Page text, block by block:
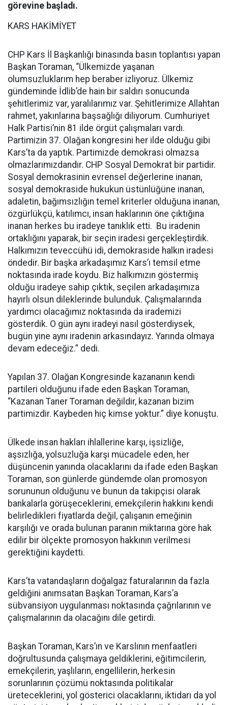
görevine başladı.
KARS HAKİMİYET
CHP Kars İl Başkanlığı binasında basın toplantısı yapan
Başkan Toraman, “Ülkemizde yaşanan
olumsuzluklarım hep beraber izliyoruz. Ülkemiz
gündeminde İdlib’de hain bir saldırı sonucunda
şehitlerimiz var, yaralılarımız var. Şehitlerimize Allahtan
rahmet, yakınlarına başsağlığı diliyorum. Cumhuriyet
Halk Partisi’nin 81 ilde örgüt çalışmaları vardı.
Partimizin 37. Olağan kongresini her ilde olduğu gibi
Kars’ta da yaptık. Partimizde demokrasi olmazsa
olmazlarımızdandır. CHP Sosyal Demokrat bir partidir.
Sosyal demokrasinin evrensel değerlerine inanan,
sosyal demokraside hukukun üstünlüğüne inanan,
adaletin, bağımsızlığın temel kriterler olduğuna inanan,
özgürlükçü, katılımcı, insan haklarının öne çıktığına
inanan herkes bu iradeye tanıklık etti. Bu iradenin
ortaklığını yaparak, bir seçin iradesi gerçekleştirdik.
Halkımızın teveccühü idi, demokraside halkın iradesi
öndedir. Bir başka arkadaşımız Kars’ı temsil etme
noktasında irade koydu. Biz halkımızın göstermiş
olduğu iradeye sahip çıktık, seçilen arkadaşımıza
hayırlı olsun dileklerinde bulunduk. Çalışmalarında
yardımcı olacağımız noktasında da irademizi
gösterdik. O gün aynı iradeyi nasıl gösterdiysek,
bugün yine aynı iradenin arkasındayız. Yarında olmaya
devam edeceğiz.” dedi.
Yapılan 37. Olağan Kongresinde kazananın kendi
partileri olduğunu ifade eden Başkan Toraman,
“Kazanan Taner Toraman değildir, kazanan bizim
partimizdir. Kaybeden hiç kimse yoktur.” diye konuştu.
Ülkede insan hakları ihlallerine karşı, işsizliğe,
aşsızlığa, yolsuzluğa karşı mücadele eden, her
düşüncenin yanında olacaklarını da ifade eden Başkan
Toraman, son günlerde gündemde olan promosyon
sorununun olduğunu ve bunun da takipçisi olarak
bankalarla görüşeceklerini, emekçilerin hakkını kendi
belirledikleri fiyatlarda değil, çalışanın emeğinin
karşılığı ve orada bulunan paranın miktarına göre hak
edilir bir ölçekte promosyon hakkının verilmesi
gerektiğini kaydetti.
Kars’ta vatandaşların doğalgaz faturalarının da fazla
geldiğini anımsatan Başkan Toraman, Kars’a
sübvansiyon uygulanması noktasında çağrılarının ve
çalışmalarının da olacağını dile getirdi.
Başkan Toraman, Kars’ın ve Karslının menfaatleri
doğrultusunda çalışmaya geldiklerini, eğitimcilerin,
emekçilerin, yaşlıların, engellilerin, herkesin
sorunlarının çözümü noktasında politikalar
üreteceklerini, yol gösterici olacaklarını, iktidarı da yol